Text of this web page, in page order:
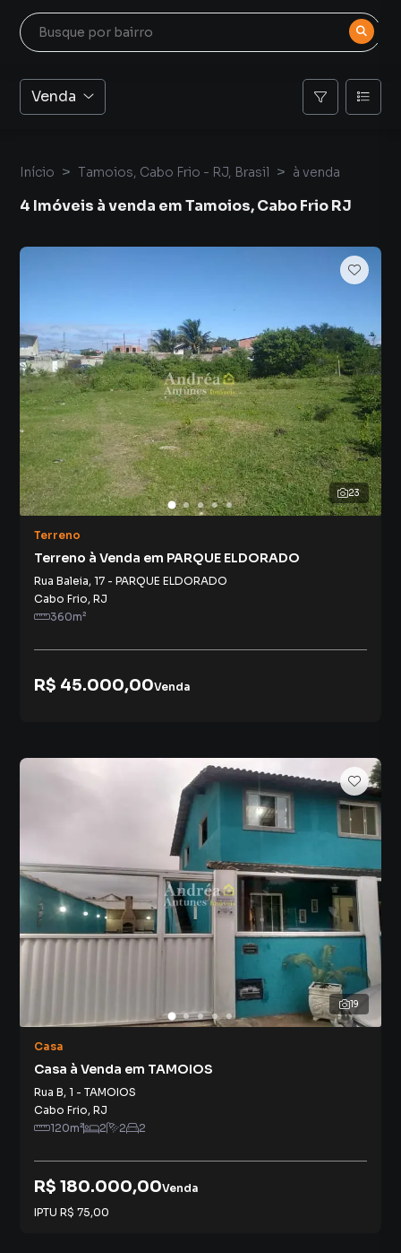
Venda
Início Tamoios, Cabo Frio - RJ, Brasil à venda
4 Imóveis à venda em Tamoios, Cabo Frio RJ
23
Terreno
Terreno à Venda em PARQUE ELDORADO
Rua Baleia, 17 - PARQUE ELDORADO
Cabo Frio, RJ
360m²
R$ 45.000,00Venda
19
Casa
Casa à Venda em TAMOIOS
Rua B, 1 - TAMOIOS
Cabo Frio, RJ
120m² 2 2 2
R$ 180.000,00Venda
IPTU R$ 75,00